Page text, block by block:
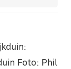
Foto: Phil